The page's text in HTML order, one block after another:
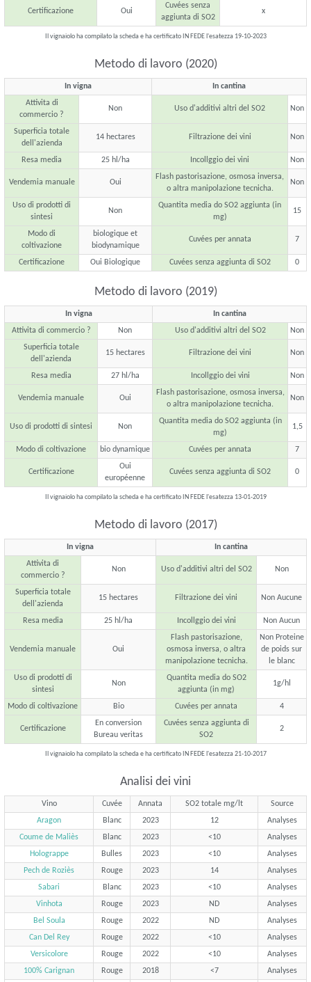
Certificazione Oui
Cuvées senza
aggiunta di SO2
x
Il vignaiolo ha compilato la scheda e ha certificato IN FEDE l'esatezza 19-10-2023
Metodo di lavoro (2020)
In vigna
In cantina
Attivita di
commercio ?
Non Uso d'additivi altri del SO2 Non
Superficia totale
dell'azienda
14 hectares Filtrazione dei vini Non
Resa media 25 hl/ha Incollggio dei vini Non
Vendemia manuale Oui
Flash pastorisazione, osmosa inversa,
o altra manipolazione tecnicha.
Non
Uso di prodotti di
sintesi
Non
Quantita media do SO2 aggiunta (in
mg)
15
Modo di
coltivazione
biologique et
biodynamique
Cuvées per annata 7
Certificazione Oui Biologique Cuvées senza aggiunta di SO2 0
Metodo di lavoro (2019)
In vigna
In cantina
Attivita di commercio ?
Non Uso d'additivi altri del SO2
Non
Superficia totale
dell'azienda
15 hectares Filtrazione dei vini Non
Resa media 27 hl/ha Incollggio dei vini Non
Vendemia manuale Oui
Flash pastorisazione, osmosa inversa,
o altra manipolazione tecnicha.
Non
Uso di prodotti di sintesi Non
Quantita media do SO2 aggiunta (in
mg)
1,5
Modo di coltivazione bio dynamique Cuvées per annata 7
Certificazione
Oui
européenne
Cuvées senza aggiunta di SO2 0
Il vignaiolo ha compilato la scheda e ha certificato IN FEDE l'esatezza 13-01-2019
Metodo di lavoro (2017)
In vigna
In cantina
Attivita di
commercio ?
Non Uso d'additivi altri del SO2 Non
Superficia totale
dell'azienda
15 hectares Filtrazione dei vini Non Aucune
Resa media 25 hl/ha Incollggio dei vini Non Aucun
Vendemia manuale Oui
Flash pastorisazione,
osmosa inversa, o altra
manipolazione tecnicha.
Non Proteine
de poids sur
le blanc
Uso di prodotti di
sintesi
Non
Quantita media do SO2
aggiunta (in mg)
1g/hl
Modo di coltivazione Bio Cuvées per annata 4
Certificazione
En conversion
Bureau veritas
Cuvées senza aggiunta di
SO2
2
Il vignaiolo ha compilato la scheda e ha certificato IN FEDE l'esatezza 21-10-2017
Analisi dei vini
Vino Cuvée Annata SO2 totale mg/lt
Source
Aragon
Blanc 2023 12
Analyses
Coume de Maliès
Blanc 2023 <10
Analyses
Holograppe
Bulles 2023 <10
Analyses
Pech de Roziès
Rouge 2023 14
Analyses
Sabari
Blanc 2023 <10
Analyses
Vinhota
Rouge 2023 ND
Analyses
Bel Soula
Rouge 2022 ND
Analyses
Can Del Rey
Rouge 2022 <10
Analyses
Versicolore
Rouge 2022 <10
Analyses
100% Carignan
Rouge 2018 <7
Analyses